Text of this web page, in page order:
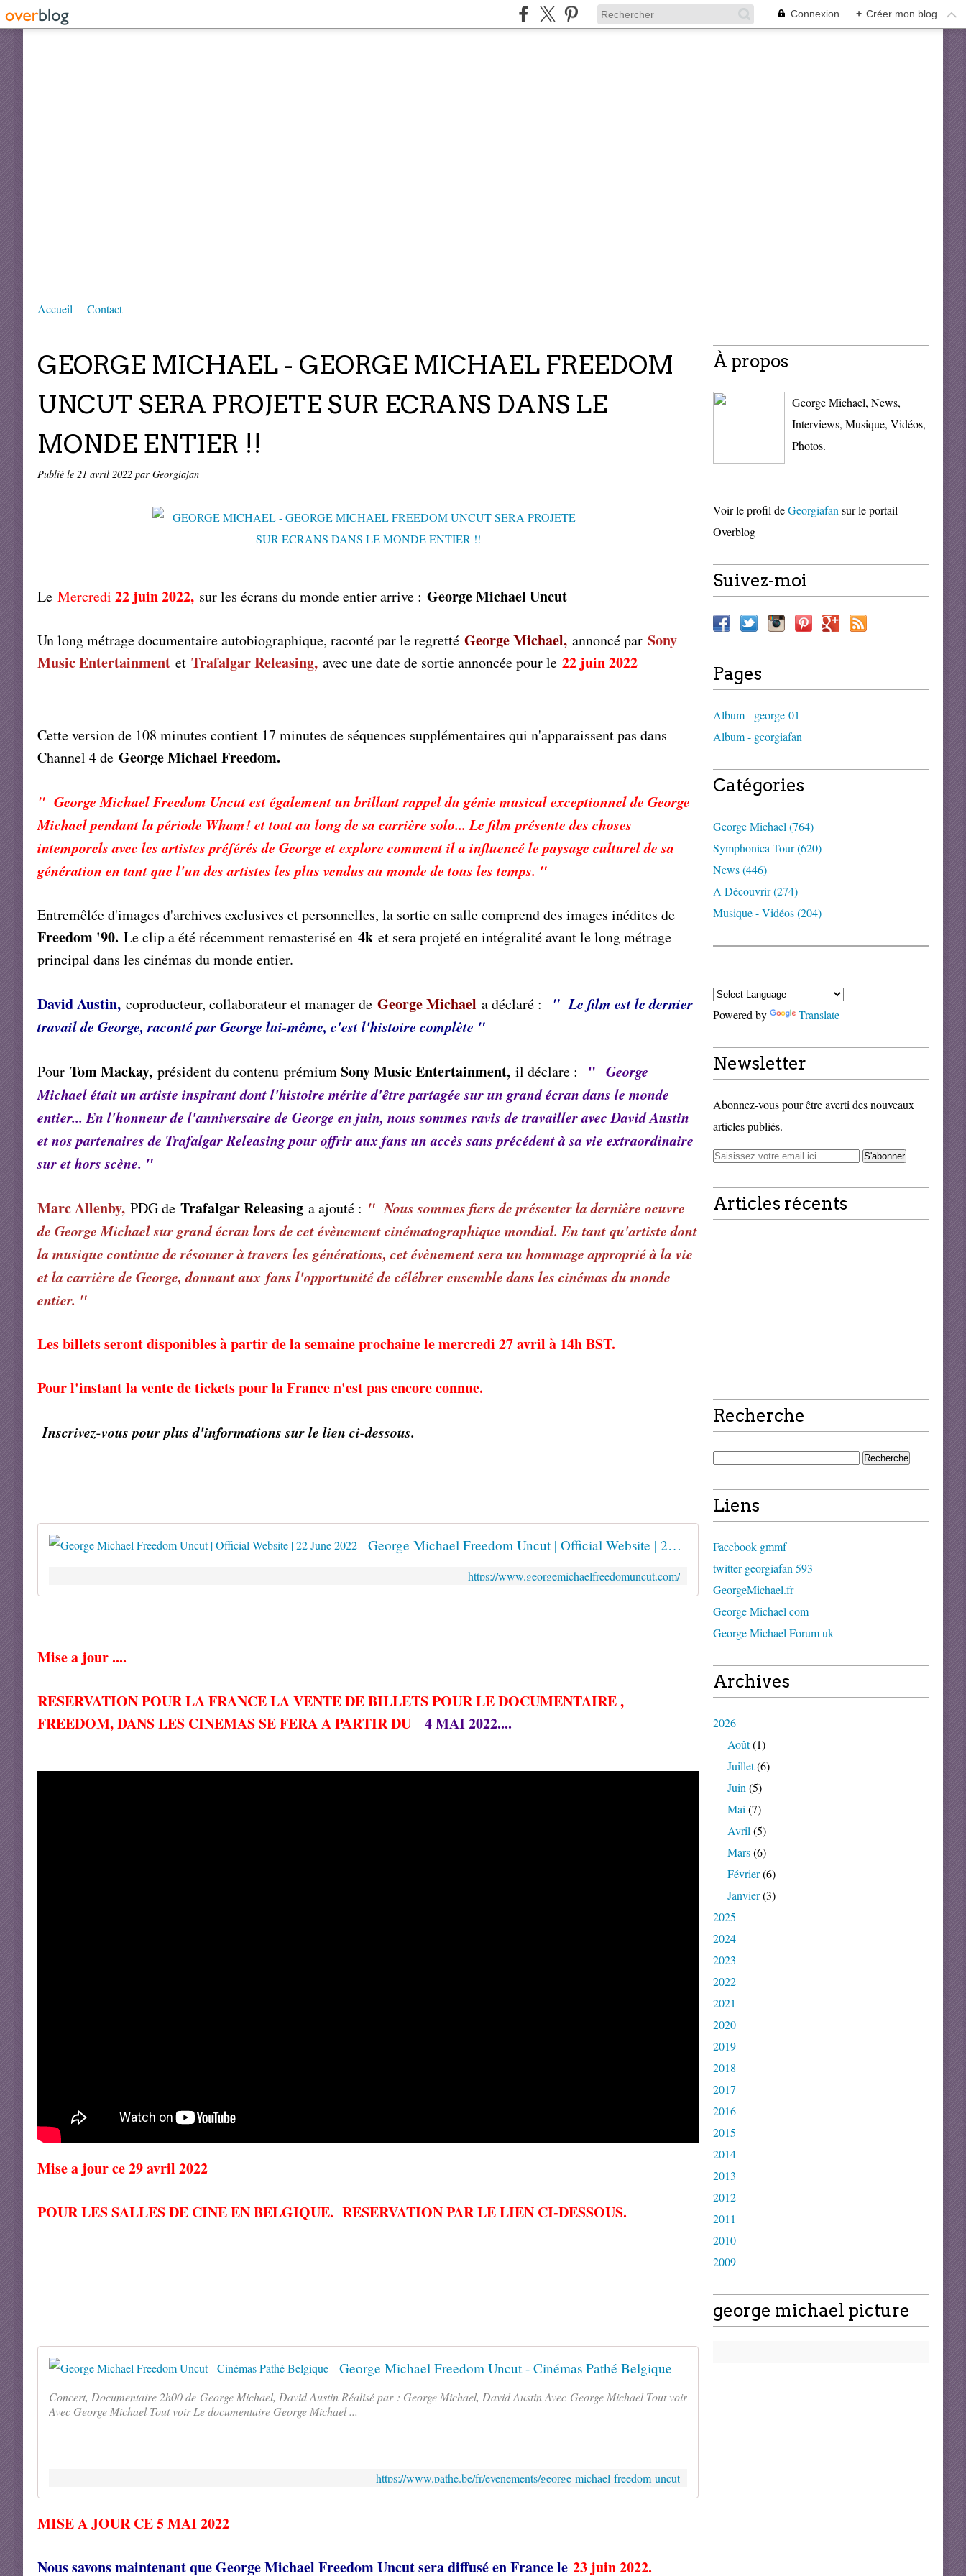
Connexion + Créer mon blog
Accueil Contact
GEORGE MICHAEL - GEORGE MICHAEL FREEDOM
UNCUT SERA PROJETE SUR ECRANS DANS LE
MONDE ENTIER !!
Publié le 21 avril 2022 par Georgiafan
Le Mercredi 22 juin 2022, sur les écrans du monde entier arrive : George Michael Uncut
Un long métrage documentaire autobiographique, raconté par le regretté George Michael, annoncé par Sony
Music Entertainment et Trafalgar Releasing, avec une date de sortie annoncée pour le 22 juin 2022
Cette version de 108 minutes contient 17 minutes de séquences supplémentaires qui n'apparaissent pas dans
Channel 4 de George Michael Freedom.
" George Michael Freedom Uncut est également un brillant rappel du génie musical exceptionnel de George
Michael pendant la période Wham! et tout au long de sa carrière solo... Le film présente des choses
intemporels avec les artistes préférés de George et explore comment il a influencé le paysage culturel de sa
génération en tant que l'un des artistes les plus vendus au monde de tous les temps. "
Entremêlée d'images d'archives exclusives et personnelles, la sortie en salle comprend des images inédites de
Freedom '90. Le clip a été récemment remasterisé en 4k et sera projeté en intégralité avant le long métrage
principal dans les cinémas du monde entier.
David Austin, coproducteur, collaborateur et manager de George Michael a déclaré : " Le film est le dernier
travail de George, raconté par George lui-même, c'est l'histoire complète "
Pour Tom Mackay, président du contenu prémiumSony Music Entertainment, il déclare : " George
Michael était un artiste inspirant dont l'histoire mérite d'être partagée sur un grand écran dans le monde
entier... En l'honneur de l'anniversaire de George en juin, nous sommes ravis de travailler avec David Austin
et nos partenaires de Trafalgar Releasing pour offrir aux fans un accès sans précédent à sa vie extraordinaire
sur et hors scène. "
Marc Allenby, PDG de Trafalgar Releasing a ajouté : " Nous sommes fiers de présenter la dernière oeuvre
de George Michael sur grand écran lors de cet évènement cinématographique mondial. En tant qu'artiste dont
la musique continue de résonner à travers les générations, cet évènement sera un hommage approprié à la vie
et la carrière de George, donnant aux fans l'opportunité de célébrer ensemble dans les cinémas du monde
entier. "
Les billets seront disponibles à partir de la semaine prochaine le mercredi 27 avril à 14h BST.
Pour l'instant la vente de tickets pour la France n'est pas encore connue.
Inscrivez-vous pour plus d'informations sur le lien ci-dessous.
George Michael Freedom Uncut | Official Website | 22 June 2022
https://www.georgemichaelfreedomuncut.com/
Mise a jour ....
RESERVATION POUR LA FRANCE LA VENTE DE BILLETS POUR LE DOCUMENTAIRE ,
FREEDOM, DANS LES CINEMAS SE FERA A PARTIR DU 4 MAI 2022....
Mise a jour ce 29 avril 2022
POUR LES SALLES DE CINE EN BELGIQUE. RESERVATION PAR LE LIEN CI-DESSOUS.
George Michael Freedom Uncut - Cinémas Pathé Belgique
Concert, Documentaire 2h00 de George Michael, David Austin Réalisé par : George Michael, David Austin Avec George Michael Tout voir
Avec George Michael Tout voir Le documentaire George Michael ...
https://www.pathe.be/fr/evenements/george-michael-freedom-uncut
MISE A JOUR CE 5 MAI 2022
Nous savons maintenant que George Michael Freedom Uncut sera diffusé en France le 23 juin 2022.
À propos
George Michael, News,
Interviews, Musique, Vidéos,
Photos.
Voir le profil deGeorgiafan sur le portail
Overblog
Suivez-moi
Pages
Album - george-01
Album - georgiafan
Catégories
George Michael (764)
Symphonica Tour (620)
News (446)
A Découvrir (274)
Musique - Vidéos (204)
Powered by Translate
Newsletter
Abonnez-vous pour être averti des nouveaux
articles publiés.
Articles récents
Recherche
Liens
Facebook gmmf
twitter georgiafan 593
GeorgeMichael.fr
George Michael com
George Michael Forum uk
Archives
2026
Août(1)
Juillet(6)
Juin (5)
Mai (7)
Avril (5)
Mars(6)
Février(6)
Janvier(3)
2025
2024
2023
2022
2021
2020
2019
2018
2017
2016
2015
2014
2013
2012
2011
2010
2009
george michael picture